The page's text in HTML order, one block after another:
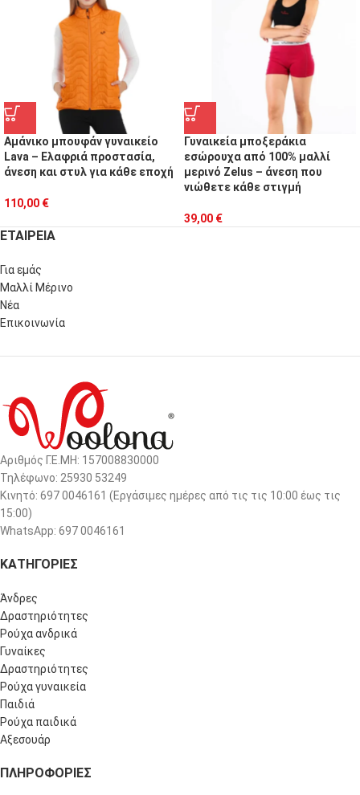
Αμάνικο μπουφάν γυναικείο
Lava – Ελαφριά προστασία,
άνεση και στυλ για κάθε εποχή
110,00 €
Γυναικεία μποξεράκια
εσώρουχα από 100% μαλλί
μερινό Zelus – άνεση που
νιώθετε κάθε στιγμή
39,00 €
ΕΤΑΙΡΕΙΑ
Για εμάς
Μαλλί Μέρινο
Νέα
Επικοινωνία
Αριθμός Γ.Ε.ΜΗ: 157008830000
Τηλέφωνο: 25930 53249
Κινητό: 697 0046161 (Eργάσιμες ημέρες από τις τις 10:00 έως τις
15:00)
WhatsApp: 697 0046161
ΚΑΤΗΓΟΡΙΕΣ
Άνδρες
Δραστηριότητες
Ρούχα ανδρικά
Γυναίκες
Δραστηριότητες
Ρούχα γυναικεία
Παιδιά
Ρούχα παιδικά
Αξεσουάρ
ΠΛΗΡΟΦΟΡΊΕΣ